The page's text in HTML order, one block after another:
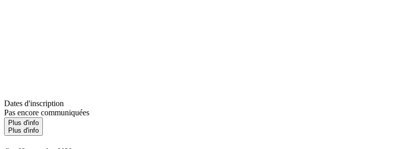
Dates d'inscription
Pas encore communiquées
Plus d'info
Plus d'info